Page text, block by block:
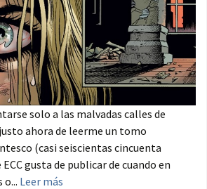
solo a las malvadas calles de
ahora de leerme un tomo
(casi seiscientas cincuenta
gusta de publicar de cuando en
Leer más